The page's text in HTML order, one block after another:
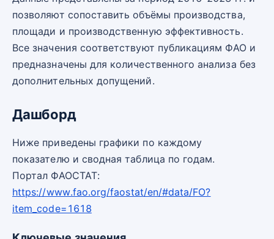
позволяют сопоставить объёмы производства,
площади и производственную эффективность.
Все значения соответствуют публикациям ФАО и
предназначены для количественного анализа без
дополнительных допущений.
Дашборд
Ниже приведены графики по каждому
показателю и сводная таблица по годам.
Портал ФАОСТАТ:
https://www.fao.org/faostat/en/#data/FO?
item_code=1618